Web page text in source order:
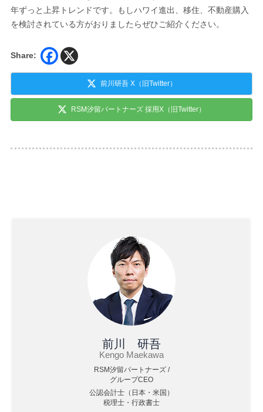
年ずっと上昇トレンドです。もしハワイ進出、移住、不動産購入
を検討されている方がおりましたらぜひご紹介ください。
Share:
前川研吾 X（旧Twitter）
RSM汐留パートナーズ 採用X（旧Twitter）
前川 研吾
Kengo Maekawa
RSM汐留パートナーズ /
グループCEO
公認会計士（日本・米国）
税理士・行政書士